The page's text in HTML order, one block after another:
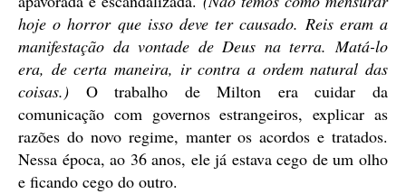
hoje o horror que isso deve ter causado. Reis eram a
manifestação da vontade de Deus na terra. Matá-lo
era, de certa maneira, ir contra a ordem natural das
coisas.) O trabalho de Milton era cuidar da
comunicação com governos estrangeiros, explicar as
razões do novo regime, manter os acordos e tratados.
Nessa época, ao 36 anos, ele já estava cego de um olho
e ficando cego do outro.